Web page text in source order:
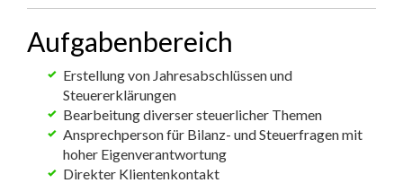
Aufgabenbereich
Erstellung von Jahresabschlüssen und
Steuererklärungen
Bearbeitung diverser steuerlicher Themen
Ansprechperson für Bilanz- und Steuerfragen mit
hoher Eigenverantwortung
Direkter Klientenkontakt